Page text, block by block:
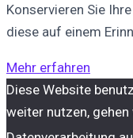
Konservieren Sie
diese auf einem
Mehr erfahren
Diese Website
weiter nutzen,